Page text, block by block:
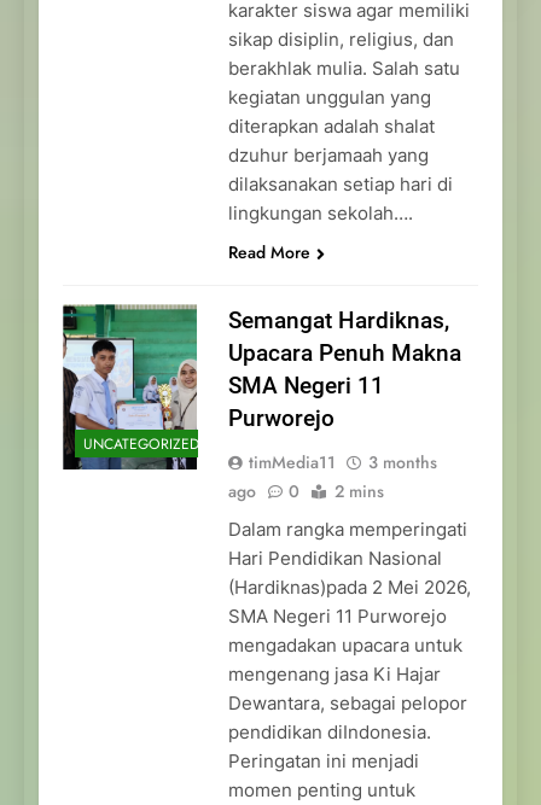
karakter siswa agar memiliki
sikap disiplin, religius, dan
berakhlak mulia. Salah satu
kegiatan unggulan yang
diterapkan adalah shalat
dzuhur berjamaah yang
dilaksanakan setiap hari di
lingkungan sekolah….
Read More
UNCATEGORIZED
Semangat Hardiknas,
Upacara Penuh Makna
SMA Negeri 11
Purworejo
timMedia11
3 months
ago
0 2 mins
Dalam rangka memperingati
Hari Pendidikan Nasional
(Hardiknas)pada 2 Mei 2026,
SMA Negeri 11 Purworejo
mengadakan upacara untuk
mengenang jasa Ki Hajar
Dewantara, sebagai pelopor
pendidikan diIndonesia.
Peringatan ini menjadi
momen penting untuk